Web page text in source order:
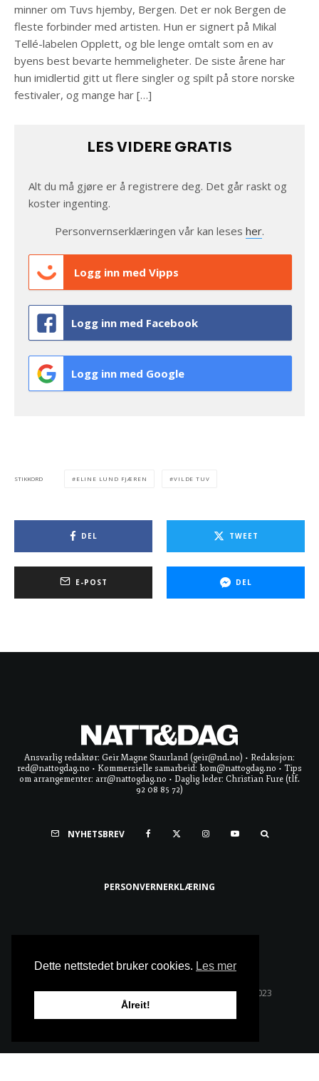
minner om Tuvs hjemby, Bergen.​ Det er nok Bergen de
fleste forbinder med artisten. Hun er signert på Mikal
Tellé-labelen Opplett, og ble lenge omtalt som en av
byens best bevarte hemmeligheter. De siste årene har
hun imidlertid gitt ut flere singler og spilt på store norske
festivaler, og mange har […]
LES VIDERE GRATIS
Alt du må gjøre er å registrere deg. Det går raskt og
koster ingenting.
Personvernserklæringen vår kan leses her.
Logg inn med Vipps
Logg inn med Facebook
Logg inn med Google
STIKKORD ELINE LUND FJÆREN VILDE TUV
DEL TWEET
E-POST DEL
Ansvarlig redaktør: Geir Magne Staurland (geir@nd.no) • Redaksjon:
red@nattogdag.no • Kommersielle samarbeid: kom@nattogdag.no • Tips
om arrangementer: arr@nattogdag.no • Daglig leder: Christian Fure (tlf.
92 08 85 72)
NYHETSBREV
PERSONVERNERKLÆRING
Alle rettigheter reservert • Copyright © Natt & Dag 2023
Dette nettstedet bruker cookies. Les mer
Ålreit!